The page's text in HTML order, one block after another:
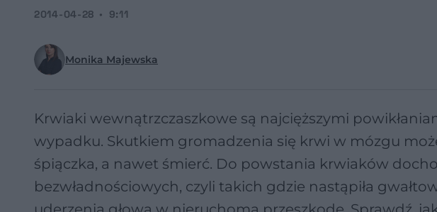
Monika Majewska
2014-04-28 9:11
Krwiaki wewnątrzczaszkowe są najcięższymi
wypadku. Skutkiem gromadzenia się krwi w mózgu
śpiączka, a nawet śmierć. Do powstania krwiaków
bezwładnościowych, czyli takich gdzie nastąpiła